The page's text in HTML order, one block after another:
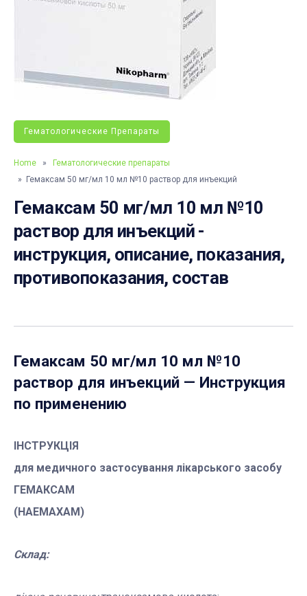
Гематологические Препараты
Home »
Гематологические препараты
» Гемаксам 50 мг/мл 10 мл №10 раствор для инъекций
Гемаксам 50 мг/мл 10 мл №10
раствор для инъекций -
инструкция, описание, показания,
противопоказания, состав
Гемаксам 50 мг/мл 10 мл №10
раствор для инъекций — Инструкция
по применению
ІНСТРУКЦІЯ
для медичного застосування лікарського засобу
ГЕМАКСАМ
(HAEMAXAM)
Склад: